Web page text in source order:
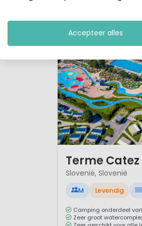
Terme Catez
Slovenië, Slovenië
M Levendig
Camping onderdeel
Zeer groot
Accepteer alles